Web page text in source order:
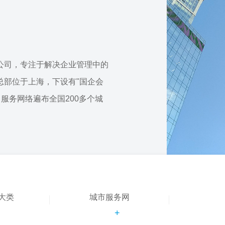
，专注于解决企业管理中的
部位于上海，下设有"国企会
务网络遍布全国200多个城
类 城市服务网
+